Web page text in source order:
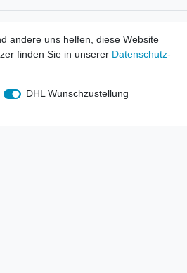
Wir versenden mit
andere uns helfen, diese Website
finden Sie in unserer Daten­schutz­
DHL Wunschzustellung